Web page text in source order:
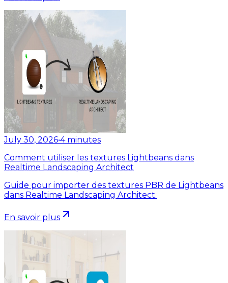
July 30, 2026•4 minutes
Comment utiliser les textures Lightbeans dans
Realtime Landscaping Architect
Guide pour importer des textures PBR de Lightbeans
dans Realtime Landscaping Architect.
En savoir plus